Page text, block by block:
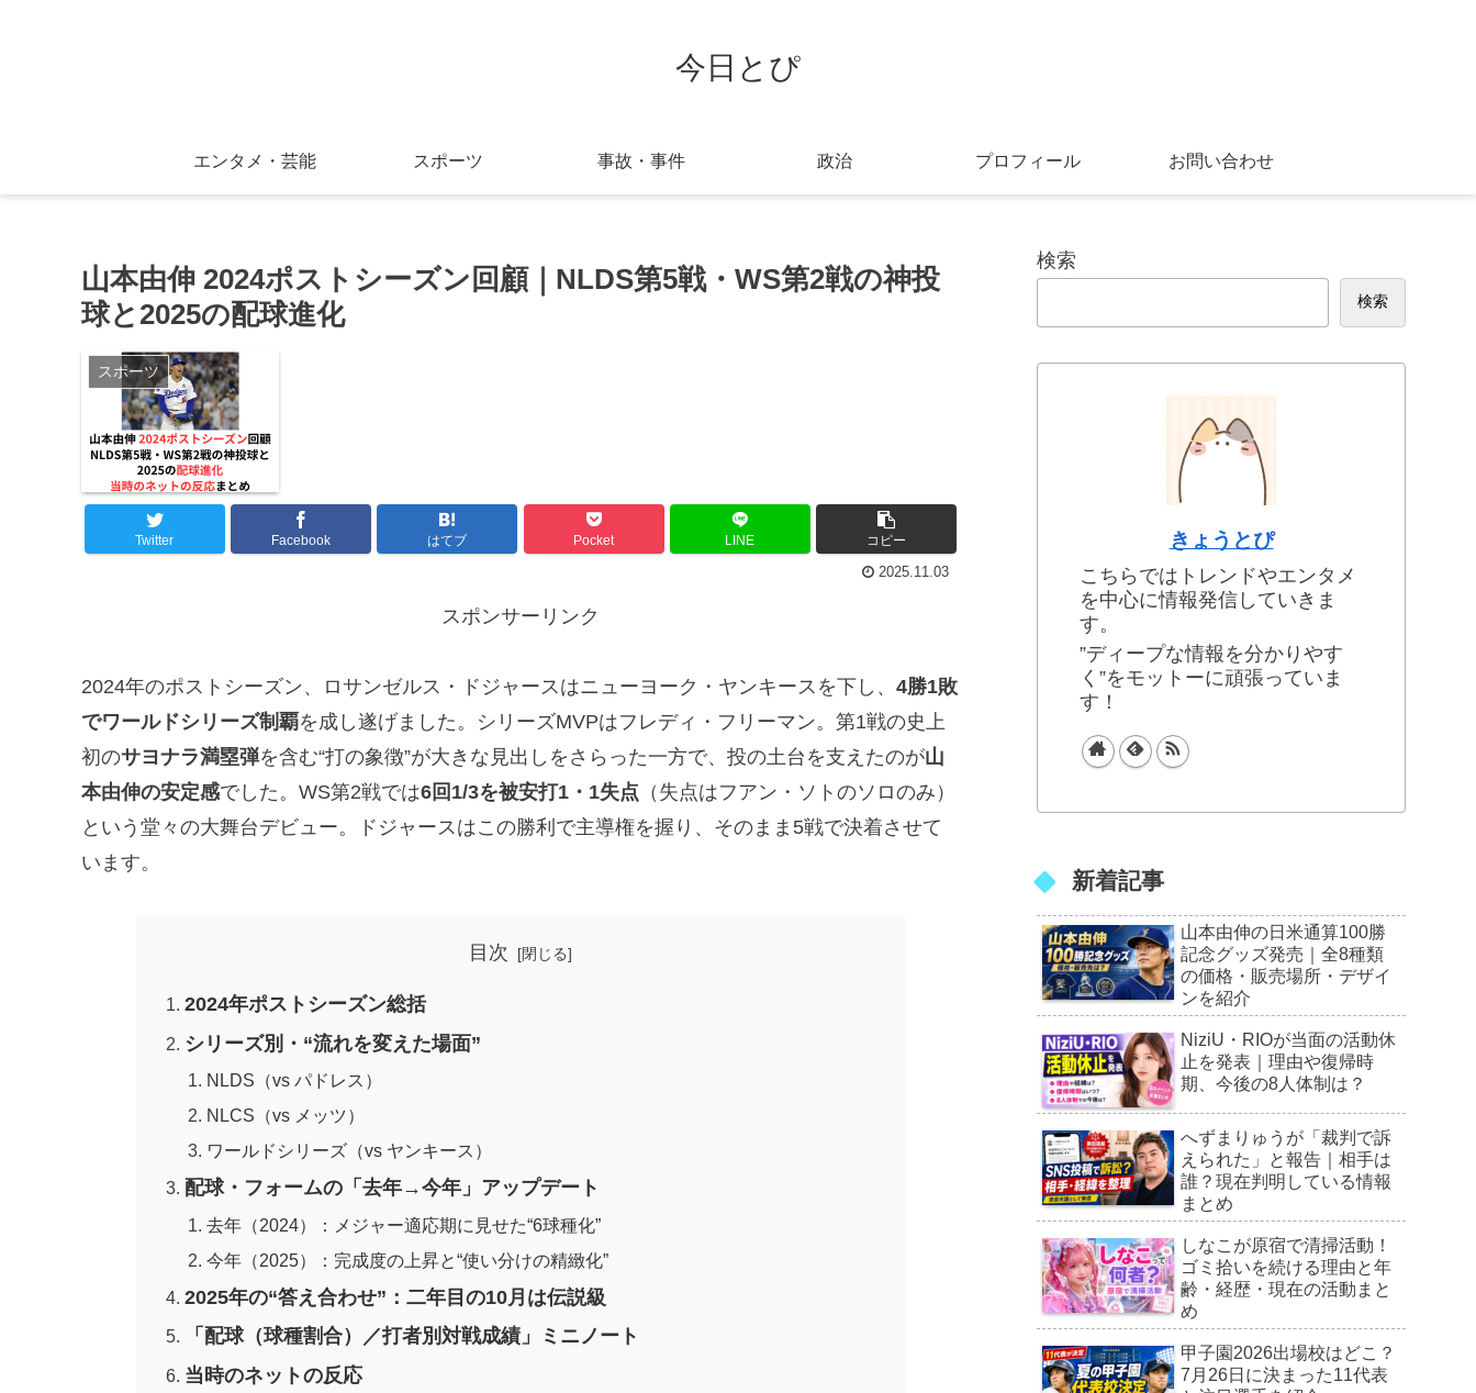
今日とぴ
エンタメ・芸能 スポーツ 事故・事件 政治 プロフィール お問い合わせ
山本由伸 2024ポストシーズン回顧｜NLDS第5戦・WS第2戦の神投
球と2025の配球進化
スポーツ
Twitter Facebook はてブ Pocket LINE コピー
2025.11.03
スポンサーリンク
2024年のポストシーズン、ロサンゼルス・ドジャースはニューヨーク・ヤンキースを下し、 4勝1敗
でワールドシリーズ制覇を成し遂げました。シリーズMVPはフレディ・フリーマン。第1戦の史上
初のサヨナラ満塁弾を含む“打の象徴”が大きな見出しをさらった一方で、投の土台を支えたのが山
本由伸の安定感でした。WS第2戦では6回1/3を被安打1・1失点 （失点はフアン・ソトのソロのみ）
という堂々の大舞台デビュー。ドジャースはこの勝利で主導権を握り、そのまま5戦で決着させて
います。
目次
2024年ポストシーズン総括
シリーズ別・“流れを変えた場面”
NLDS（vs パドレス）
NLCS（vs メッツ）
ワールドシリーズ（vs ヤンキース）
配球・フォームの「去年→今年」アップデート
去年（2024）：メジャー適応期に見せた“6球種化”
今年（2025）：完成度の上昇と“使い分けの精緻化”
2025年の“答え合わせ”：二年目の10月は伝説級
「配球（球種割合）／打者別対戦成績」ミニノート
当時のネットの反応
検索
検索
きょうとぴ
こちらではトレンドやエンタメ
を中心に情報発信していきま
す。
”ディープな情報を分かりやす
く”をモットーに頑張っていま
す！
新着記事
山本由伸の日米通算100勝
記念グッズ発売｜全8種類
の価格・販売場所・デザイ
ンを紹介
NiziU・RIOが当面の活動休
止を発表｜理由や復帰時
期、今後の8人体制は？
へずまりゅうが「裁判で訴
えられた」と報告｜相手は
誰？現在判明している情報
まとめ
しなこが原宿で清掃活動！
ゴミ拾いを続ける理由と年
齢・経歴・現在の活動まと
め
甲子園2026出場校はどこ？
7月26日に決まった11代表